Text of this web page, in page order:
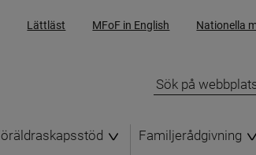
Lättläst MFoF in English Nationella
Familjerådgivning